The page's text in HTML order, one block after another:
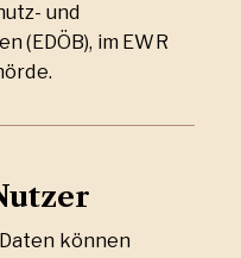
und
(EDÖB), im EWR
können